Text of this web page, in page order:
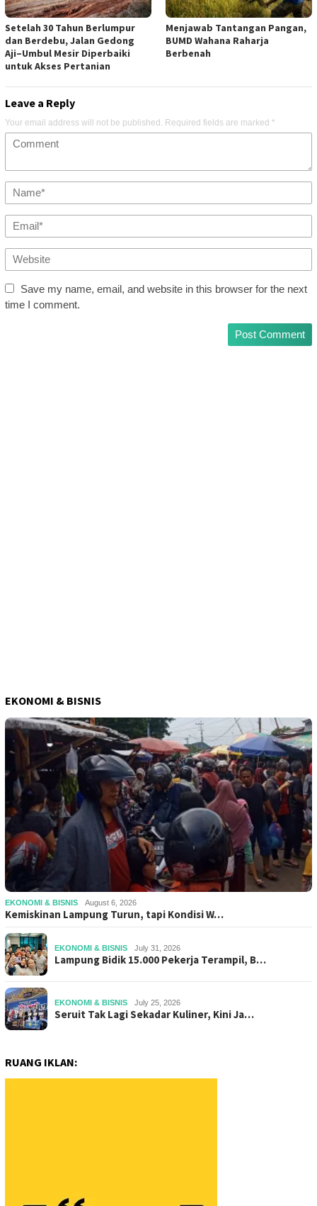
Setelah 30 Tahun Berlumpur
dan Berdebu, Jalan Gedong
Aji–Umbul Mesir Diperbaiki
untuk Akses Pertanian
Menjawab Tantangan Pangan,
BUMD Wahana Raharja
Berbenah
Leave a Reply
Your email address will not be published. Required fields are marked *
Save my name, email, and website in this browser for the next
time I comment.
EKONOMI & BISNIS
EKONOMI & BISNIS August 6, 2026
Kemiskinan Lampung Turun, tapi Kondisi W…
EKONOMI & BISNIS July 31, 2026
Lampung Bidik 15.000 Pekerja Terampil, B…
EKONOMI & BISNIS July 25, 2026
Seruit Tak Lagi Sekadar Kuliner, Kini Ja…
RUANG IKLAN: